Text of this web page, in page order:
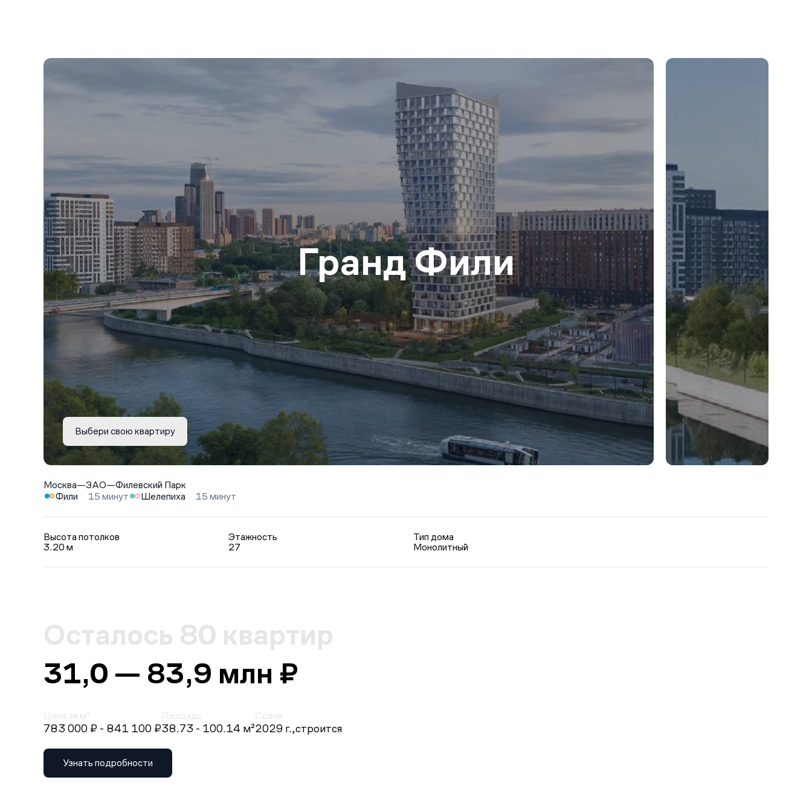
Гранд Фили
Выбери свою квартиру
Москва—ЗАО—Филевский Парк
Фили
15 минут Шелепиха 15 минут
Высота потолков
3.20 м
Этажность
27
Тип дома
Монолитный
Осталось 80 квартир
31,0 — 83,9 млн ₽
Цена за м²
783 000 ₽ - 841 100 ₽
Площадь
38.73 - 100.14 м²
Сдача
2029 г.,строится
Узнать подробности